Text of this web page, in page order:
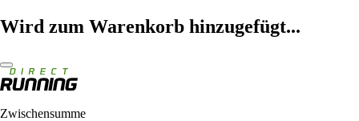
Wird zum Warenkorb hinzugefügt...
Zwischensumme